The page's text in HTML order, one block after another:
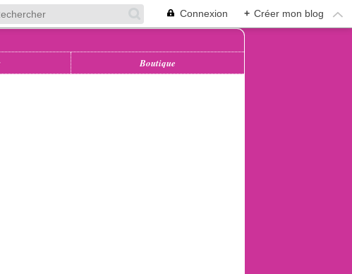
Connexion + Créer mon blog
Boutique